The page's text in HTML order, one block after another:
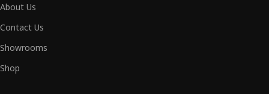
สามารถผสานความสวยงาม ความแข็งแรง และการใช้งานที่ตอบโจทย์ทุกความ
ต้องการได้อย่างลงตัว เฟอร์นิเจอร์ทุกชิ้นของเราผลิตจากวัสดุคุณภาพสูง ผ่าน
การตรวจสอบมาตรฐานอย่างเคร่งครัด
สิก และการใช้งานที่ยาวนาน
About Us
Contact Us
Showrooms
Shop